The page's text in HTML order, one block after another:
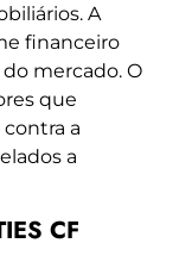
A
financeiro
mercado. O
que
a
a
CF